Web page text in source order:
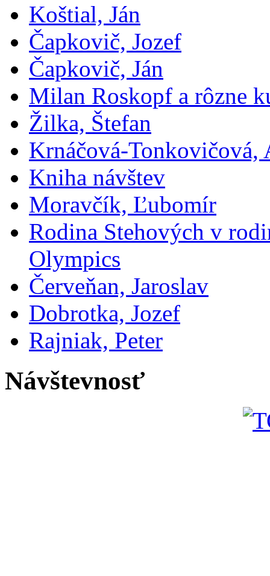
Koštial, Ján
Čapkovič, Jozef
Čapkovič, Ján
Milan Roskopf a rôzne
Žilka, Štefan
Krnáčová-Tonkovičová,
Kniha návštev
Moravčík, Ľubomír
Rodina Stehových v
Olympics
Červeňan, Jaroslav
Dobrotka, Jozef
Rajniak, Peter
Návštevnosť